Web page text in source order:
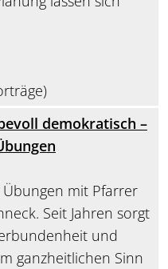
demokratisch –
mit Pfarrer
Seit Jahren sorgt
und
ganzheitlichen Sinn